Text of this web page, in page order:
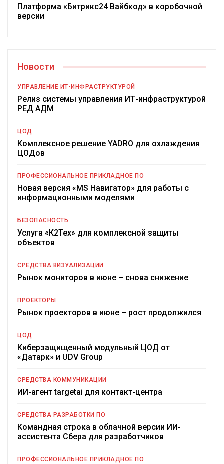
Платформа «Битрикс24 Вайбкод» в коробочной
версии
Новости
УПРАВЛЕНИЕ ИТ-ИНФРАСТРУКТУРОЙ
Релиз системы управления ИТ-инфраструктурой
РЕД АДМ
ЦОД
Комплексное решение YADRO для охлаждения
ЦОДов
ПРОФЕССИОНАЛЬНОЕ ПРИКЛАДНОЕ ПО
Новая версия «MS Навигатор» для работы с
информационными моделями
БЕЗОПАСНОСТЬ
Услуга «К2Тех» для комплексной защиты
объектов
СРЕДСТВА ВИЗУАЛИЗАЦИИ
Рынок мониторов в июне – снова снижение
ПРОЕКТОРЫ
Рынок проекторов в июне – рост продолжился
ЦОД
Киберзащищенный модульный ЦОД от
«Датарк» и UDV Group
СРЕДСТВА КОММУНИКАЦИИ
ИИ-агент targetai для контакт-центра
СРЕДСТВА РАЗРАБОТКИ ПО
Командная строка в облачной версии ИИ-
ассистента Сбера для разработчиков
ПРОФЕССИОНАЛЬНОЕ ПРИКЛАДНОЕ ПО